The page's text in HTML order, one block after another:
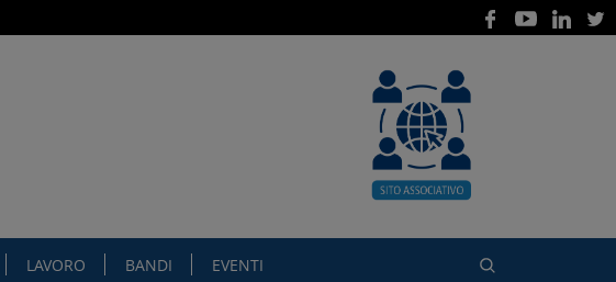
LAVORO BANDI EVENTI